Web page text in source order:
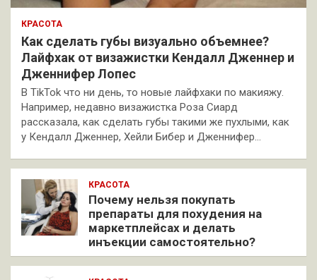
КРАСОТА
Как сделать губы визуально объемнее?
Лайфхак от визажистки Кендалл Дженнер и
Дженнифер Лопес
В TikTok что ни день, то новые лайфхаки по макияжу.
Например, недавно визажистка Роза Сиард
рассказала, как сделать губы такими же пухлыми, как
у Кендалл Дженнер, Хейли Бибер и Дженнифер…
КРАСОТА
Почему нельзя покупать
препараты для похудения на
маркетплейсах и делать
инъекции самостоятельно?